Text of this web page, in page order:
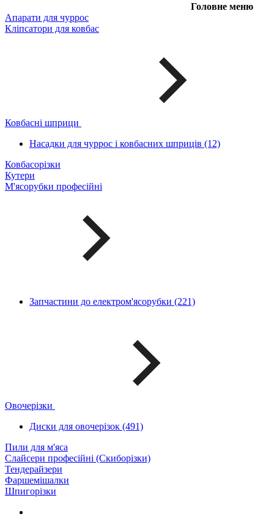
Головне меню
Апарати для чуррос
Кліпсатори для ковбас
Ковбасні шприци
Насадки для чуррос і ковбасних шприців (12)
Ковбасорізки
Кутери
М'ясорубки професійні
Запчастини до електром'ясорубки (221)
Овочерізки
Диски для овочерізок (491)
Пили для м'яса
Слайсери професійні (Скиборізки)
Тендерайзери
Фаршемішалки
Шпигорізки